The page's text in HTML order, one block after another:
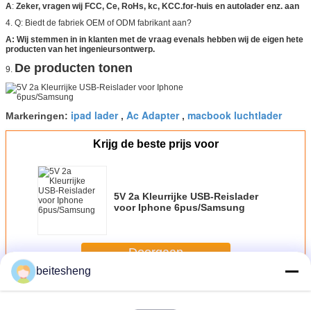
A: Zeker, vragen wij FCC, Ce, RoHs, kc, KCC.for-huis en autolader enz. aan
4. Q: Biedt de fabriek OEM of ODM fabrikant aan?
A: Wij stemmen in in klanten met de vraag evenals hebben wij de eigen hete
producten van het ingenieursontwerp.
9. De producten tonen
Markeringen: ipad lader, Ac Adapter, macbook luchtlader
Krijg de beste prijs voor
5V 2a Kleurrijke USB-Reislader
voor Iphone 6pus/Samsung
Doorgaan
MeerReis-voedingsadapters
beitesheng